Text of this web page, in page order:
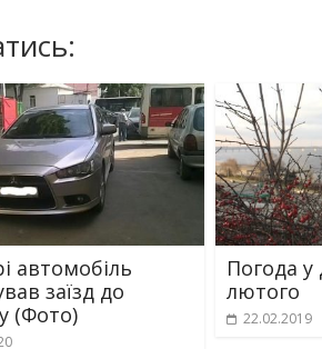
автомобіль
заїзд до
(Фото)
Погода у
лютого
22.02.2019